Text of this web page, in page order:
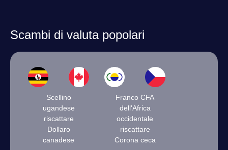
Scambi di valuta popolari
Scellino
ugandese
riscattare
Dollaro
canadese
Franco CFA
dell'Africa
occidentale
riscattare
Corona ceca